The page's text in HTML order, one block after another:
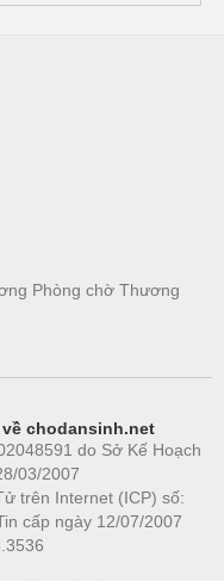
Phòng chờ Thương
chodansinh.net
do Sở Kế Hoạch
03/2007
trên Internet (ICP) số:
cấp ngày 12/07/2007